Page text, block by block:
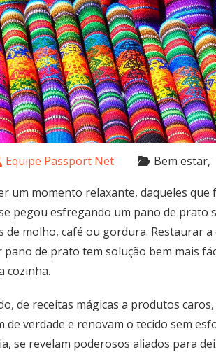
Equipe Passport Net Bem estar
um momento relaxante, daqueles
pegou esfregando um pano de prato
de molho, café ou gordura. Restaurar
pano de prato tem solução bem mais
cozinha.
de receitas mágicas a produtos
de verdade e renovam o tecido sem
se revelam poderosos aliados para